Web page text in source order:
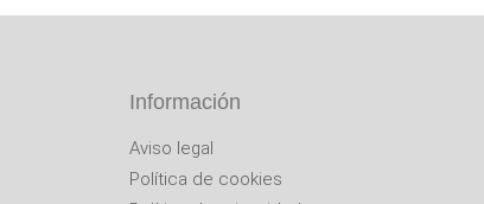
Información
Aviso legal
Política de cookies